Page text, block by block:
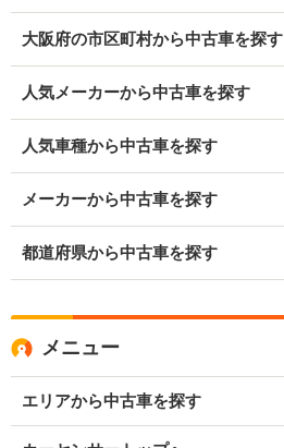
大阪府の市区町村から中古車を探す
人気メーカーから中古車を探す
人気車種から中古車を探す
メーカーから中古車を探す
都道府県から中古車を探す
メニュー
エリアから中古車を探す